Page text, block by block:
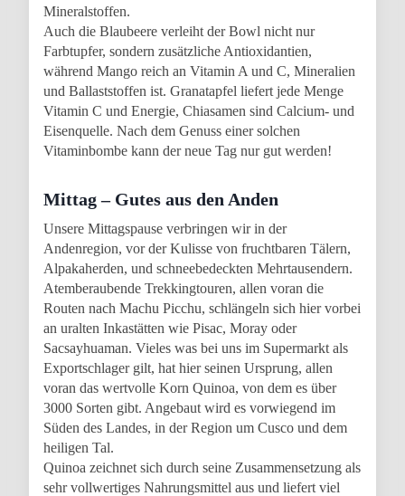
Mineralstoffen.
Auch die Blaubeere verleiht der Bowl nicht nur
Farbtupfer, sondern zusätzliche Antioxidantien,
während Mango reich an Vitamin A und C, Mineralien
und Ballaststoffen ist. Granatapfel liefert jede Menge
Vitamin C und Energie, Chiasamen sind Calcium- und
Eisenquelle. Nach dem Genuss einer solchen
Vitaminbombe kann der neue Tag nur gut werden!
Mittag – Gutes aus den Anden
Unsere Mittagspause verbringen wir in der
Andenregion, vor der Kulisse von fruchtbaren Tälern,
Alpakaherden, und schneebedeckten Mehrtausendern.
Atemberaubende Trekkingtouren, allen voran die
Routen nach Machu Picchu, schlängeln sich hier vorbei
an uralten Inkastätten wie Pisac, Moray oder
Sacsayhuaman. Vieles was bei uns im Supermarkt als
Exportschlager gilt, hat hier seinen Ursprung, allen
voran das wertvolle Korn Quinoa, von dem es über
3000 Sorten gibt. Angebaut wird es vorwiegend im
Süden des Landes, in der Region um Cusco und dem
heiligen Tal.
Quinoa zeichnet sich durch seine Zusammensetzung als
sehr vollwertiges Nahrungsmittel aus und liefert viel